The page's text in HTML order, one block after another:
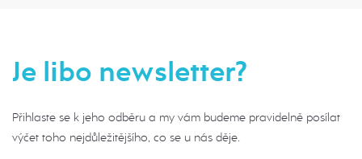
Je libo newsletter?
Přihlaste se k jeho odběru a my vám budeme pravidelně posílat
výčet toho nejdůležitějšího, co se u nás děje.